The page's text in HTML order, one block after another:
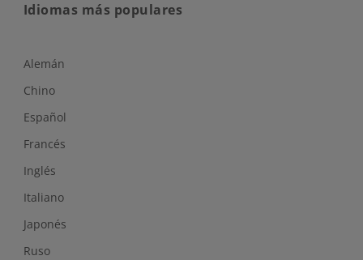
Idiomas más populares
Alemán
Chino
Español
Francés
Inglés
Italiano
Japonés
Ruso